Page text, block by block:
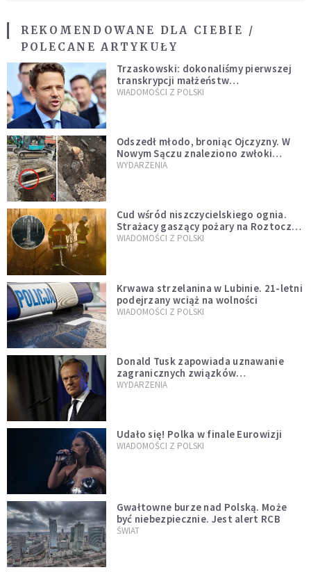
REKOMENDOWANE DLA CIEBIE /
POLECANE ARTYKUŁY
Trzaskowski: dokonaliśmy pierwszej
transkrypcji małżeństw
jednopłciowych. “Tak jak
WIADOMOŚCI Z POLSKI
Odszedł młodo, broniąc Ojczyzny. W
Nowym Sączu znaleziono zwłoki
mężczyzny z czasów potopu
WYDARZENIA
Cud wśród niszczycielskiego ognia.
Strażacy gaszący pożary na Roztoczu
opublikowali niezwykłe zdjęcie
WIADOMOŚCI Z POLSKI
Krwawa strzelanina w Lubinie. 21-letni
podejrzany wciąż na wolności
WIADOMOŚCI Z POLSKI
Donald Tusk zapowiada uznawanie
zagranicznych związków
jednopłciowych. "Państwo oblało ten
WYDARZENIA
Udało się! Polka w finale Eurowizji
WIADOMOŚCI Z POLSKI
Gwałtowne burze nad Polską. Może
być niebezpiecznie. Jest alert RCB
ŚWIAT